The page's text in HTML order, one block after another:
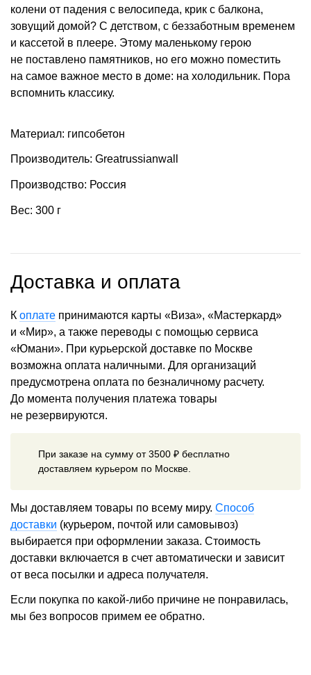
колени от падения с велосипеда, крик с балкона,
зовущий домой? С детством, с беззаботным временем
и кассетой в плеере. Этому маленькому герою
не поставлено памятников, но его можно поместить
на самое важное место в доме: на холодильник. Пора
вспомнить классику.
Материал: гипсобетон
Производитель: Greatrussianwall
Производство: Россия
Вес: 300 г
Доставка и оплата
К оплате принимаются карты «Виза», «Мастеркард»
и «Мир», а также переводы с помощью сервиса
«Юмани». При курьерской доставке по Москве
возможна оплата наличными. Для организаций
предусмотрена оплата по безналичному расчету.
До момента получения платежа товары
не резервируются.
При заказе на сумму от 3500 ₽ бесплатно
доставляем курьером по Москве.
Мы доставляем товары по всему миру. Способ
доставки (курьером, почтой или самовывоз)
выбирается при оформлении заказа. Стоимость
доставки включается в счет автоматически и зависит
от веса посылки и адреса получателя.
Если покупка по какой-либо причине не понравилась,
мы без вопросов примем ее обратно.